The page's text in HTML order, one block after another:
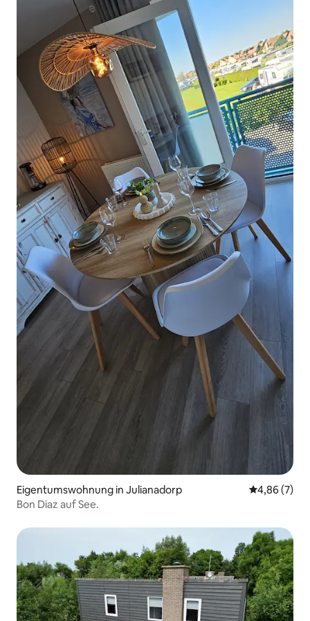
Eigentumswohnung in Julianadorp
4,86 (7)
Bon Diaz auf See.